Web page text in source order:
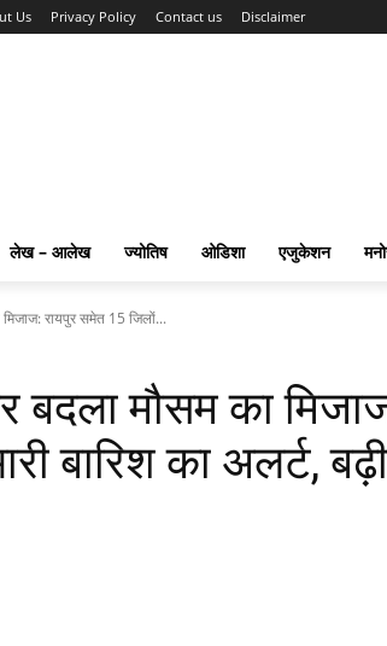
Us Privacy Policy Contact us Disclaimer
लेख – आलेख ज्योतिष ओडिशा एजुकेशन
रायपुर समेत 15 जिलों...
मौसम का
बारिश का अलर्ट,